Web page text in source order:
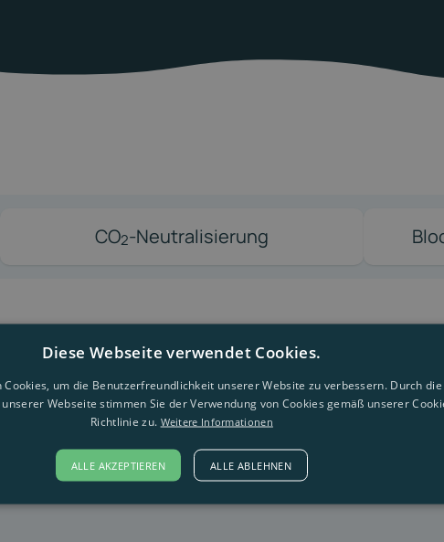
CO2-Neutralisierung
Diese Webseite verwendet Cookies.
Cookies, um die Benutzerfreundlichkeit unserer Website zu verbessern. Durch die
Webseite stimmen Sie der Verwendung von Cookies gemäß unserer
Richtlinie zu. Weitere Informationen
ALLE AKZEPTIEREN ALLE ABLEHNEN